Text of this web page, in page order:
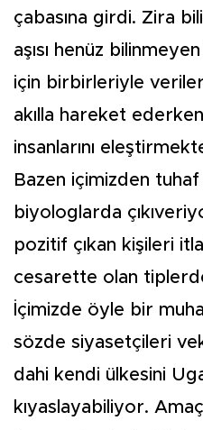
çabasına girdi. Zira
aşısı henüz
için birbirleriyle
akılla hareket
insanlarını
Bazen içimizden tuhaf
biyologlarda
pozitif çıkan kişileri
cesarette olan
İçimizde öyle bir
sözde siyasetçileri
dahi kendi ülkesini
kıyaslayabiliyor.